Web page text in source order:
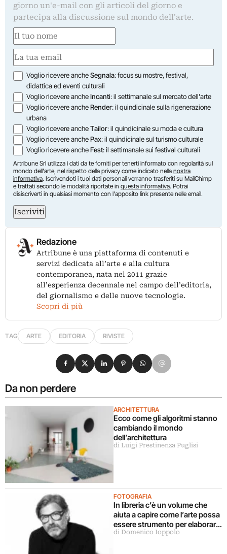
giorno un'e-mail con gli articoli del giorno e
partecipa alla discussione sul mondo dell'arte.
Nome (Required)
Email(Required)
Opzioni
Voglio ricevere ancheSegnala: focus su mostre, festival,
didattica ed eventi culturali
Voglio ricevere ancheIncanti: il settimanale sul mercato dell'arte
Voglio ricevere ancheRender: il quindicinale sulla rigenerazione
urbana
Voglio ricevere ancheTailor: il quindicinale su moda e cultura
Voglio ricevere anchePax: il quindicinale sul turismo culturale
Voglio ricevere ancheFest: il settimanale sui festival culturali
Artribune Srl utilizza i dati da te forniti per tenerti informato con regolarità sul
mondo dell'arte, nel rispetto della privacy come indicato nella nostra
informativa. Iscrivendoti i tuoi dati personali verranno trasferiti su MailChimp
e trattati secondo le modalità riportate in questa informativa. Potrai
disiscriverti in qualsiasi momento con l'apposito link presente nelle email.
Iscriviti
Redazione
Artribune è una piattaforma di contenuti e
servizi dedicata all’arte e alla cultura
contemporanea, nata nel 2011 grazie
all’esperienza decennale nel campo dell’editoria,
del giornalismo e delle nuove tecnologie.
Scopri di più
TAG ARTE EDITORIA RIVISTE
Da non perdere
ARCHITETTURA
Ecco come gli algoritmi stanno
cambiando il mondo
dell’architettura
di Luigi Prestinenza Puglisi
FOTOGRAFIA
In libreria c’è un volume che
aiuta a capire come l’arte possa
essere strumento per elaborare
il dolore
di Domenico Ioppolo
Condividi su Facebook
Condividi su X
Condividi su LinkedIn
Condividi su Pinterest
Condividi su WhatsApp
Condividi su Email